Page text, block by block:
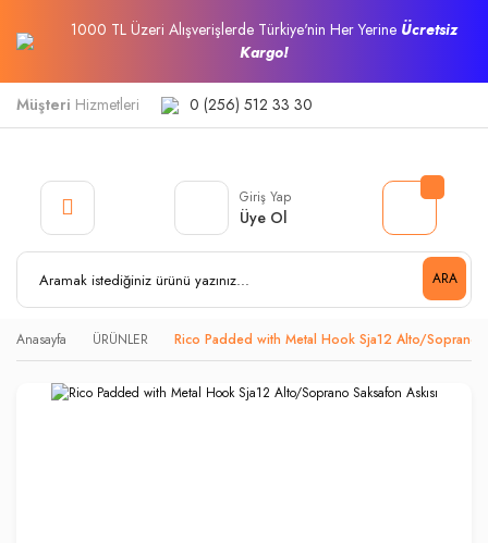
1000 TL Üzeri Alışverişlerde Türkiye'nin Her Yerine Ücretsiz
Kargo!
Müşteri Hizmetleri 0 (256) 512 33 30
ARA
Giriş Yap
Üye Ol
Anasayfa ÜRÜNLER Rico Padded with Metal Hook Sja12 Alto/Soprano